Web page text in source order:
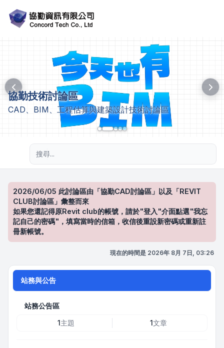
協勤技術討論區
CAD、BIM、工程估算與建築設計技術討論區
2026/06/05 此討論區由「協勤CAD討論區」以及「REVIT
CLUB討論區」彙整而來
如果您還記得原Revit club的帳號，請於"登入"介面點選"我忘
記自己的密碼"，填寫當時的信箱，收信後重設新密碼或重新註
冊新帳號。
現在的時間是 2026年 8月 7日, 03:26
站務與公告
站務公告區
1主題 1文章